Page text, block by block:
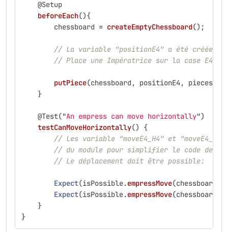
@Setup
beforeEach(){
chessboard = createEmptyChessboard();
// La variable "positionE4" a été créée
// Place une Impératrice sur la case E4
putPiece(chessboard , positionE4 , pieces
}
@Test("An empress can move horizontally")
testCanMoveHorizontally()
{
// Les variable "moveE4_H4" et
// du module pour simplifier le code des
// Le déplacement doit être possible:
Expect(isPossible.empressMove(chessboard
Expect(isPossible.empressMove(chessboard
}
}